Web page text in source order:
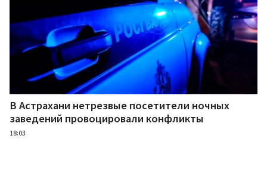
В Астрахани нетрезвые посетители ночных
заведений провоцировали конфликты
18:03